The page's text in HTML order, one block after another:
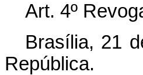
Art. 4º
Brasília, 21
República.